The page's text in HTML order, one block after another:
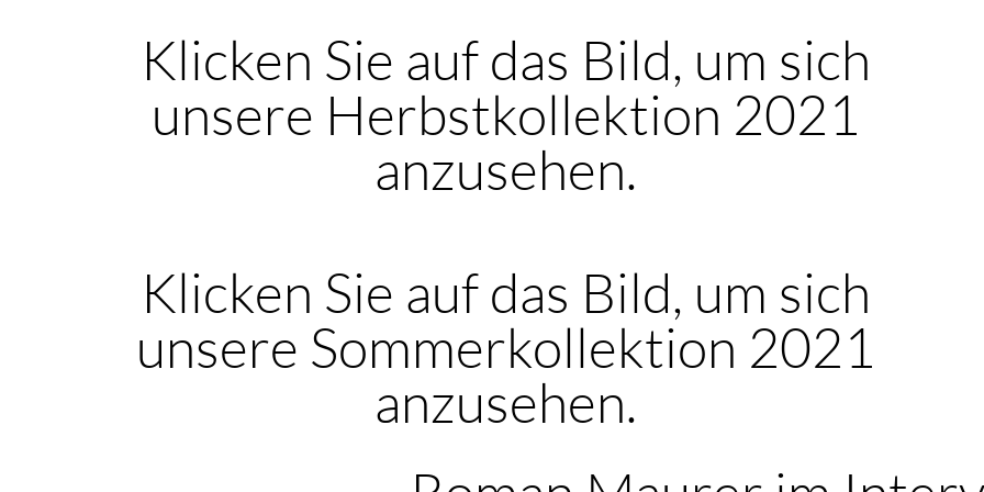
Klicken Sie auf das Bild, um sich
unsere Herbstkollektion 2021
anzusehen.
Klicken Sie auf das Bild, um sich
unsere Sommerkollektion 2021
anzusehen.